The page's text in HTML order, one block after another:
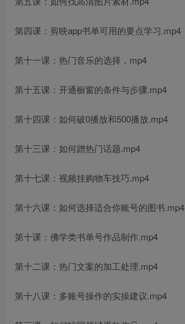
第四课：剪映app书单可用的要点学习.mp4
第十一课：热门音乐的选择，mp4
第十五课：开通橱窗的条件与步骤.mp4
第十四课：如何破0播放和500播放.mp4
第十三课：如何蹭热门话题.mp4
第十七课：视频挂购物车技巧.mp4
第十六课：如何选择适合你账号的图书.mp4
第十课：佛学类书单号作品制作.mp4
第十二课：热门文案的加工处理.mp4
第十八课：多账号操作的实操建议.mp4